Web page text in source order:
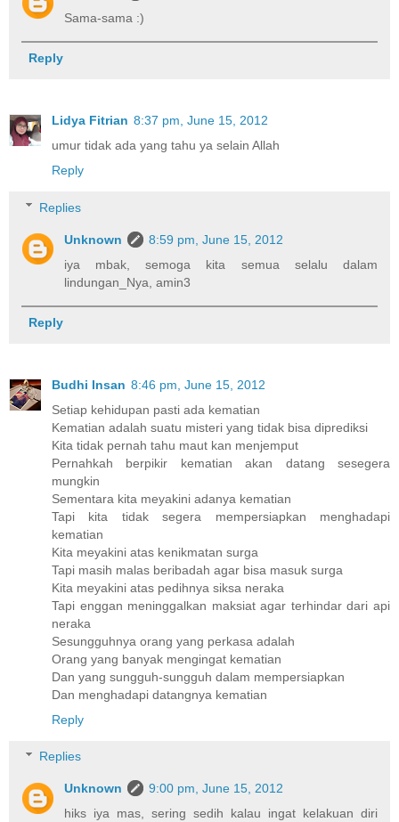
Sama-sama :)
Reply
Lidya Fitrian 8:37 pm, June 15, 2012
umur tidak ada yang tahu ya selain Allah
Reply
Replies
Unknown
8:59 pm, June 15, 2012
iya mbak, semoga kita semua selalu dalam
lindungan_Nya, amin3
Reply
Budhi Insan 8:46 pm, June 15, 2012
Setiap kehidupan pasti ada kematian
Kematian adalah suatu misteri yang tidak bisa diprediksi
Kita tidak pernah tahu maut kan menjemput
Pernahkah berpikir kematian akan datang sesegera
mungkin
Sementara kita meyakini adanya kematian
Tapi kita tidak segera mempersiapkan menghadapi
kematian
Kita meyakini atas kenikmatan surga
Tapi masih malas beribadah agar bisa masuk surga
Kita meyakini atas pedihnya siksa neraka
Tapi enggan meninggalkan maksiat agar terhindar dari api
neraka
Sesungguhnya orang yang perkasa adalah
Orang yang banyak mengingat kematian
Dan yang sungguh-sungguh dalam mempersiapkan
Dan menghadapi datangnya kematian
Reply
Replies
Unknown
9:00 pm, June 15, 2012
hiks iya mas, sering sedih kalau ingat kelakuan diri